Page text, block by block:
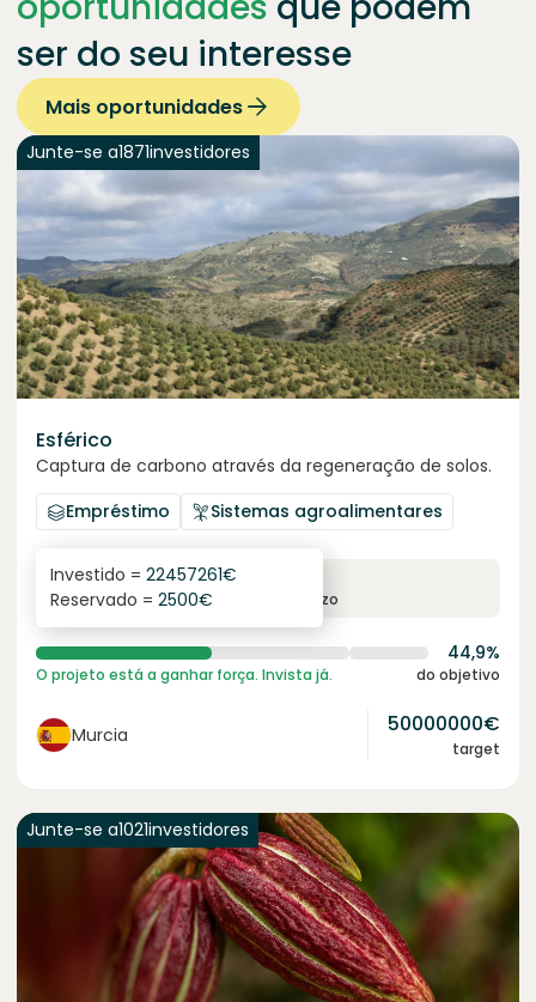
ser do seu interesse
Mais oportunidades
Junte-se a1871investidores
Esférico
Captura de carbono através da regeneração de solos.
Empréstimo
Sistemas agroalimentares
6.3%
juro anual prazo
Investido = 22457261€
Reservado = 2500€
44,9%
O projeto está a ganhar força. Invista já. do objetivo
Murcia 50000000€
target
Junte-se a1021investidores